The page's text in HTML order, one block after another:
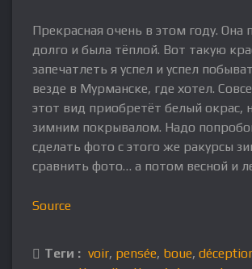
Прекрасная очень в этом году. Она
долго и была тёплой. Вот такую
запечатлеть я успел и успел
везде в Мурманске, где хотел.
этот вид приобретёт белый окрас,
зимним покрывалом. Надо
сделать фото с этого же ракурсы
сравнить фото… а потом весной и
Source
Теги : voir, pensée, boue,